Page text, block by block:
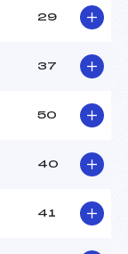
29
37
50
40
41